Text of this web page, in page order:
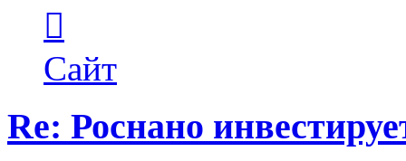
пользователя
Maks42
Сайт
Re: Роснано